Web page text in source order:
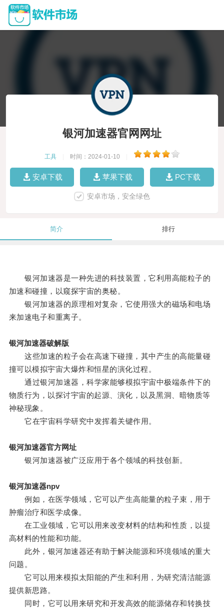
银河加速器官网网址
工具 时间：2024-01-10
安卓下载 苹果下载 PC下载
安卓市场，安全绿色
简介 排行
银河加速器是一种先进的科技装置，它利用高能粒子的
加速和碰撞，以窥探宇宙的奥秘。
银河加速器的原理相对复杂，它使用强大的磁场和电场
来加速电子和重离子。
银河加速器破解版
这些加速的粒子会在高速下碰撞，其中产生的高能量碰
撞可以模拟宇宙大爆炸和恒星的演化过程。
通过银河加速器，科学家能够模拟宇宙中极端条件下的
物质行为，以探讨宇宙的起源、演化，以及黑洞、暗物质等
神秘现象。
它在宇宙科学研究中发挥着关键作用。
银河加速器官方网址
银河加速器被广泛应用于各个领域的科技创新。
银河加速器npv
例如，在医学领域，它可以产生高能量的粒子束，用于
肿瘤治疗和医学成像。
在工业领域，它可以用来改变材料的结构和性质，以提
高材料的性能和功能。
此外，银河加速器还有助于解决能源和环境领域的重大
问题。
它可以用来模拟太阳能的产生和利用，为研究清洁能源
提供新思路。
同时，它可以用来研究和开发高效的能源储存和转换技